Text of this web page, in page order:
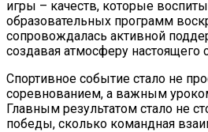
игры – качеств, которые
образовательных программ
сопровождалась активной
создавая атмосферу настоящего
Спортивное событие стало не
соревнованием, а важным
Главным результатом стало не
победы, сколько командная